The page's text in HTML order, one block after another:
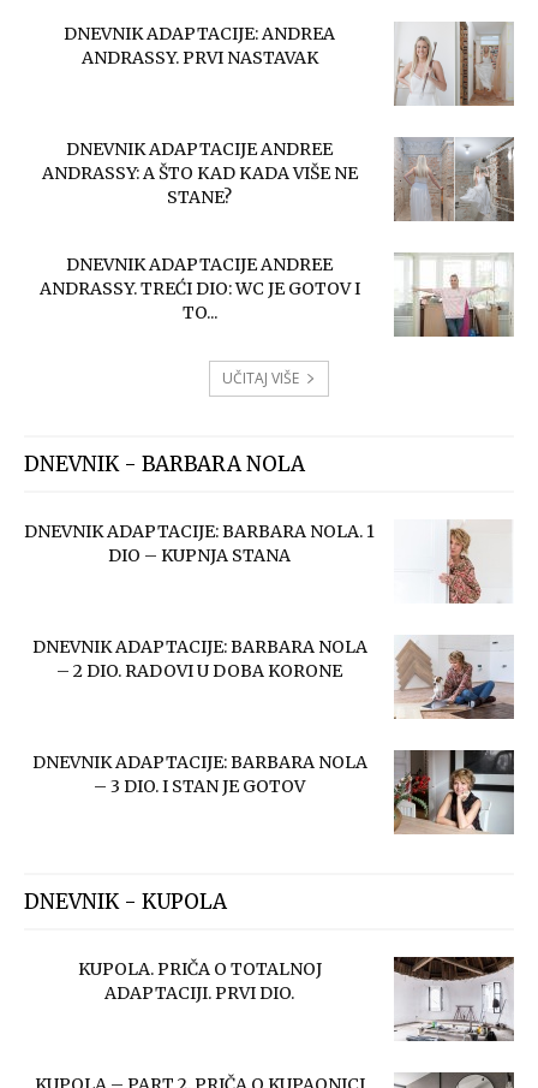
DNEVNIK ADAPTACIJE: ANDREA
ANDRASSY. PRVI NASTAVAK
DNEVNIK ADAPTACIJE ANDREE
ANDRASSY: A ŠTO KAD KADA VIŠE NE
STANE?
DNEVNIK ADAPTACIJE ANDREE
ANDRASSY. TREĆI DIO: WC JE GOTOV I
TO...
UČITAJ VIŠE
DNEVNIK - BARBARA NOLA
DNEVNIK ADAPTACIJE: BARBARA NOLA. 1
DIO – KUPNJA STANA
DNEVNIK ADAPTACIJE: BARBARA NOLA
– 2 DIO. RADOVI U DOBA KORONE
DNEVNIK ADAPTACIJE: BARBARA NOLA
– 3 DIO. I STAN JE GOTOV
DNEVNIK - KUPOLA
KUPOLA. PRIČA O TOTALNOJ
ADAPTACIJI. PRVI DIO.